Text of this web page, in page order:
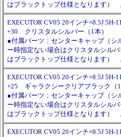
はブラックトップ仕様となります）
EXECUTOR CV05 20インチ×8.5J 5H-
+30 クリスタルシルバー（1本）
●付属パーツ：センターキャップ（
ー時指定ない場合はクリスタルシル
はブラックトップ仕様となります）
EXECUTOR CV05 20インチ×8.5J
+25 ギャラクシークリアブラック（1
●付属パーツ：センターキャップ（
ー時指定ない場合はクリスタルシル
はブラックトップ仕様となります）
EXECUTOR CV05 20インチ×8.5J